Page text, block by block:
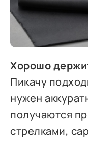
Хорошо
Пикачу
нужен
получаются
стрелками,